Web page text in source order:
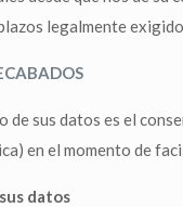
legalmente
de sus datos es el
en el momento de
datos